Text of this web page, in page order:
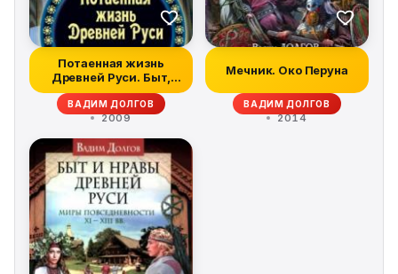
Потаенная жизнь
Древней Руси. Быт,
нравы, любовь
ВАДИМ ДОЛГОВ
2009
Мечник. Око Перуна
ВАДИМ ДОЛГОВ
2014